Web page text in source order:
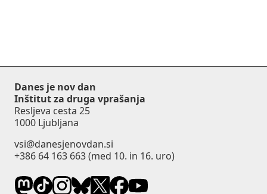
Danes je nov dan
Inštitut za druga vprašanja
Resljeva cesta 25
1000 Ljubljana
vsi@danesjenovdan.si
+386 64 163 663(med 10. in 16. uro)